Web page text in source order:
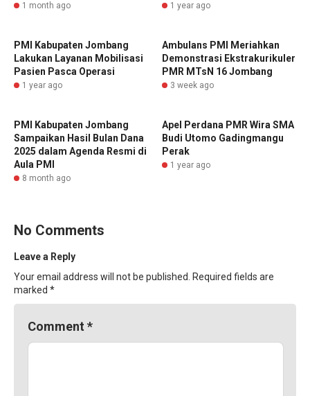
1 month ago 1 year ago
PMI Kabupaten Jombang
Lakukan Layanan Mobilisasi
Pasien Pasca Operasi
1 year ago
Ambulans PMI Meriahkan
Demonstrasi Ekstrakurikuler
PMR MTsN 16 Jombang
3 week ago
PMI Kabupaten Jombang
Sampaikan Hasil Bulan Dana
2025 dalam Agenda Resmi di
Aula PMI
8 month ago
Apel Perdana PMR Wira SMA
Budi Utomo Gadingmangu
Perak
1 year ago
No Comments
Leave a Reply
Your email address will not be published.
Required fields are
marked *
Comment *